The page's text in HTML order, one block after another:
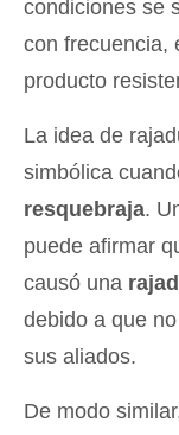
condiciones se
con frecuencia,
producto
La idea de
simbólica
resquebraja.
puede afirmar
causó una
debido a que
sus aliados.
De modo